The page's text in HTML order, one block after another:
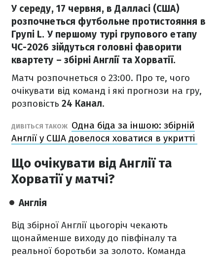
У середу, 17 червня, в Далласі (США)
розпочнеться футбольне протистояння в
Групі L. У першому турі групового етапу
ЧС-2026 зійдуться головні фаворити
квартету – збірні Англії та Хорватії.
Матч розпочнеться о 23:00. Про те, чого
очікувати від команд і які прогнози на гру,
розповість 24 Канал.
ДИВІТЬСЯ ТАКОЖ Одна біда за іншою: збірній
Англії у США довелося ховатися в укритті
Що очікувати від Англії та
Хорватії у матчі?
Англія
Від збірної Англії цьогоріч чекають
щонайменше виходу до півфіналу та
реальної боротьби за золото. Команда